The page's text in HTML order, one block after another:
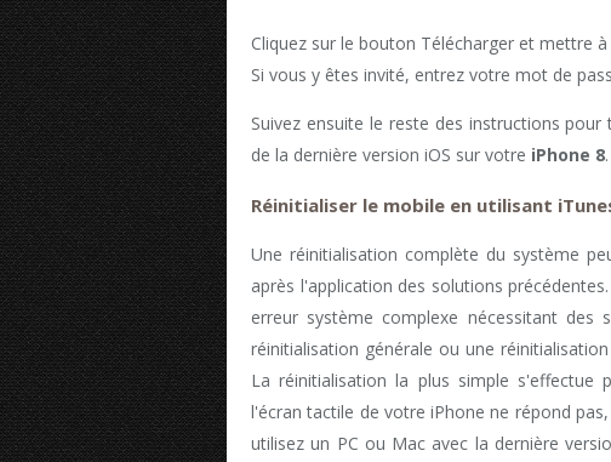
Cliquez sur le bouton Télécharger et mettre
Si vous y êtes invité, entrez votre mot de
Suivez ensuite le reste des instructions
de la dernière version iOS sur votre iPhone 8.
Réinitialiser le mobile en utilisant
Une réinitialisation complète du système
après l'application des solutions
erreur système complexe nécessitant des
réinitialisation générale ou une
La réinitialisation la plus simple s'effectue
l'écran tactile de votre iPhone ne répond
utilisez un PC ou Mac avec la dernière